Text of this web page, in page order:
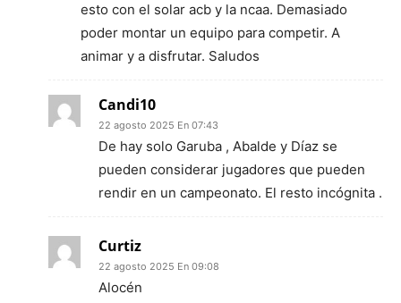
esto con el solar acb y la ncaa. Demasiado
poder montar un equipo para competir. A
animar y a disfrutar. Saludos
Candi10
22 agosto 2025 En 07:43
De hay solo Garuba , Abalde y Díaz se
pueden considerar jugadores que pueden
rendir en un campeonato. El resto incógnita .
Curtiz
22 agosto 2025 En 09:08
Alocén